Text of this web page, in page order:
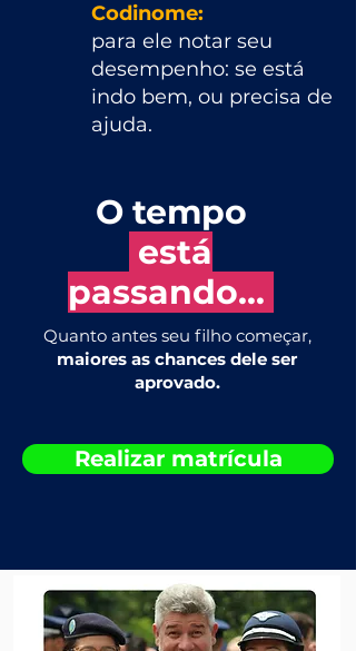
Codinome:
para ele notar seu
desempenho: se está
indo bem, ou precisa de
ajuda.
O tempo
está
passando...
Quanto antes seu filho começar,
maiores as chances dele ser
aprovado.
Realizar matrícula